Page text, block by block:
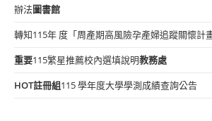
辦法圖書館
轉知115年 度「周產期高風險孕產婦追蹤關懷計
重要115繁星推薦校內選填說明教務處
HOT註冊組115 學年度大學學測成績查詢公告